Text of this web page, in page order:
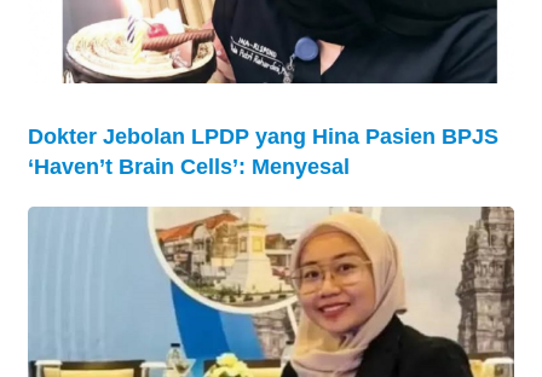
Dokter Jebolan LPDP yang Hina Pasien BPJS
‘Haven’t Brain Cells’: Menyesal